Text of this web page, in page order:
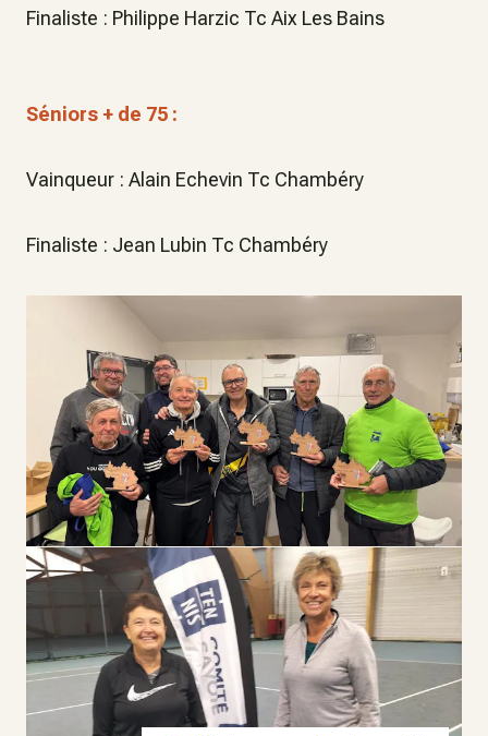
Finaliste : Philippe Harzic Tc Aix Les Bains
Séniors + de 75 :
Vainqueur : Alain Echevin Tc Chambéry
Finaliste : Jean Lubin Tc Chambéry